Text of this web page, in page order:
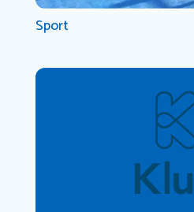
Sport